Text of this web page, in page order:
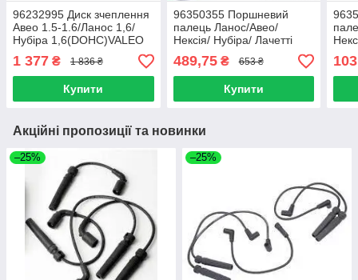
96232995 Диск зчеплення
Авео 1.5-1.6/Ланос 1,6/
Нубіра 1,6(DOHC)VALEO
1 377 ₴ 1 836 ₴
Купити
96350355 Поршневий
палець Ланос/Авео/
Нексія/ Нубіра/ Лачетті
(1.4-1.6 DOHC) (ціна за 4
шт.) GM
489,75₴ 653 ₴
Купити
шт.)
Акційні пропозиції та новинки
–25% –25%